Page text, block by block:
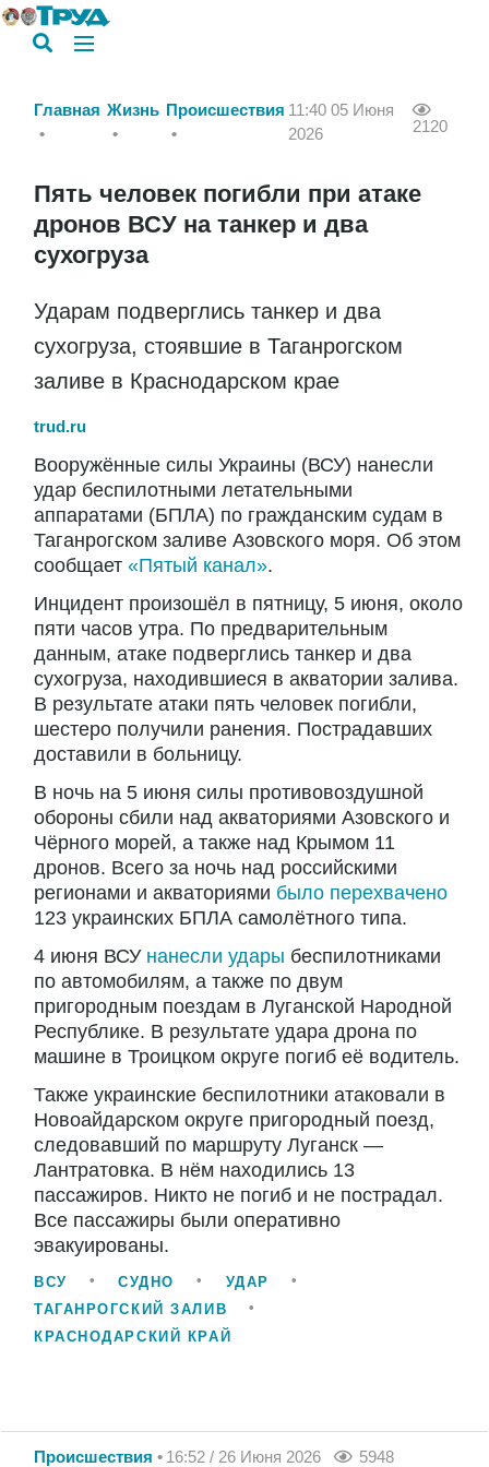
Главная Жизнь Происшествия 11:40 05 Июня
2026
2120
Пять человек погибли при атаке
дронов ВСУ на танкер и два
сухогруза
Ударам подверглись танкер и два
сухогруза, стоявшие в Таганрогском
заливе в Краснодарском крае
trud.ru
Вооружённые силы Украины (ВСУ) нанесли
удар беспилотными летательными
аппаратами (БПЛА) по гражданским судам в
Таганрогском заливе Азовского моря. Об этом
сообщает «Пятый канал».
Инцидент произошёл в пятницу, 5 июня, около
пяти часов утра. По предварительным
данным, атаке подверглись танкер и два
сухогруза, находившиеся в акватории залива.
В результате атаки пять человек погибли,
шестеро получили ранения. Пострадавших
доставили в больницу.
В ночь на 5 июня силы противовоздушной
обороны сбили над акваториями Азовского и
Чёрного морей, а также над Крымом 11
дронов. Всего за ночь над российскими
регионами и акваториями было перехвачено
123 украинских БПЛА самолётного типа.
4 июня ВСУ нанесли удары беспилотниками
по автомобилям, а также по двум
пригородным поездам в Луганской Народной
Республике. В результате удара дрона по
машине в Троицком округе погиб её водитель.
Также украинские беспилотники атаковали в
Новоайдарском округе пригородный поезд,
следовавший по маршруту Луганск —
Лантратовка. В нём находились 13
пассажиров. Никто не погиб и не пострадал.
Все пассажиры были оперативно
эвакуированы.
ВСУ СУДНО
УДАР
ТАГАНРОГСКИЙ ЗАЛИВ
КРАСНОДАРСКИЙ КРАЙ
Происшествия 16:52 / 26 Июня 2026 5948